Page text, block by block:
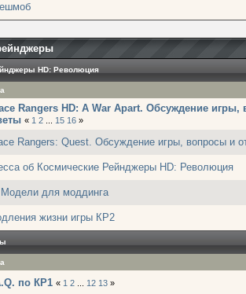
HD: Революция
Rangers HD: A War Apart. Обсуждение игры,
« 1 2 15 16 »
Rangers: Quest. Обсуждение игры, вопросы и
об Космические Рейнджеры HD: Революция
для моддинга
жизни игры КР2
по КР1 « 1 2 12 13 »